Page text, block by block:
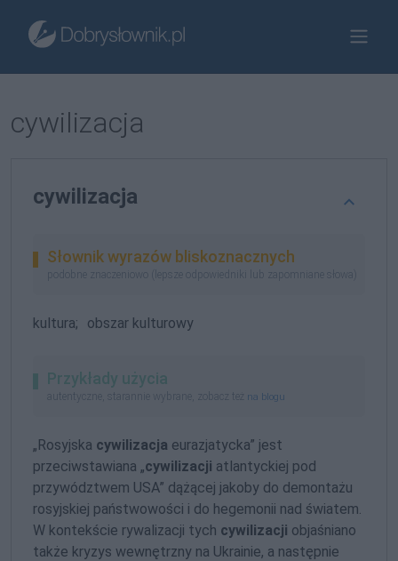
cywilizacja
cywilizacja
Słownik wyrazów bliskoznacznych
podobne znaczeniowo (lepsze odpowiedniki lub zapomniane słowa)
kultura; obszar kulturowy
Przykłady użycia
autentyczne, starannie wybrane, zobacz też na blogu
„Rosyjska cywilizacja eurazjatycka” jest
przeciwstawiana „cywilizacji atlantyckiej pod
przywództwem USA” dążącej jakoby do demontażu
rosyjskiej państwowości i do hegemonii nad światem.
W kontekście rywalizacji tych cywilizacji objaśniano
także kryzys wewnętrzny na Ukrainie, a następnie